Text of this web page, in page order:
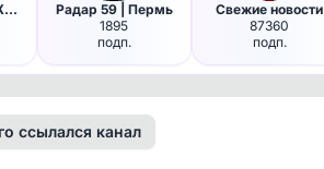
PLTRADE | БИРЖА ОКСАНЫ | План…
Радар 59 | Пермь
1895
подп.
Свежие новости
87360
подп.
ссылался канал